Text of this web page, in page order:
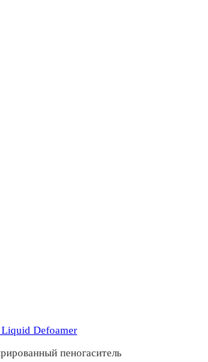
Liquid Defoamer
пеногаситель